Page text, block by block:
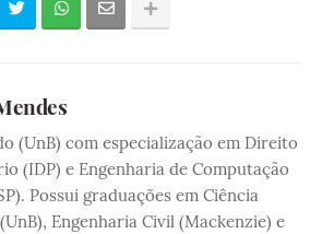
(UnB) com especialização em Direito
(IDP) e Engenharia de Computação
Possui graduações em Ciência
Engenharia Civil (Mackenzie) e